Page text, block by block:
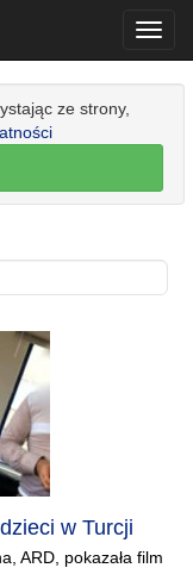
ze strony,
w Turcji
ARD, pokazała film